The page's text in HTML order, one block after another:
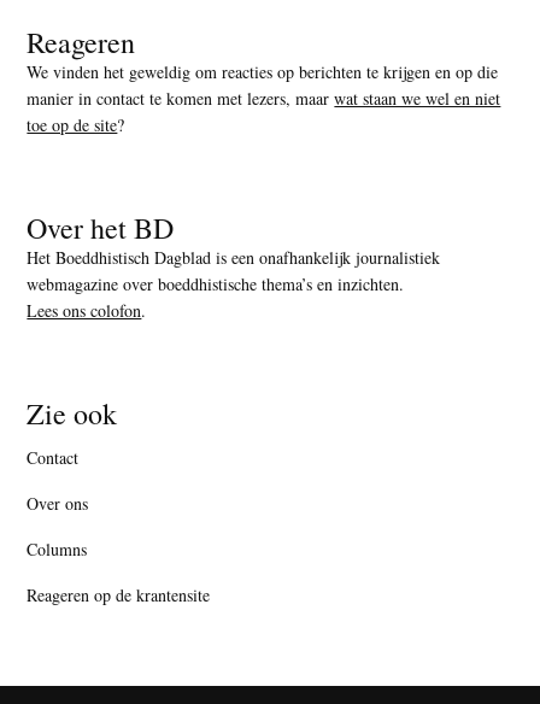
Reageren
We vinden het geweldig om reacties op berichten te krijgen en op die
manier in contact te komen met lezers, maarwat staan we wel en niet
toe op de site?
Over het BD
Het Boeddhistisch Dagblad is een onafhankelijk journalistiek
webmagazine over boeddhistische thema’s en inzichten.
Lees ons colofon.
Zie ook
Contact
Over ons
Columns
Reageren op de krantensite